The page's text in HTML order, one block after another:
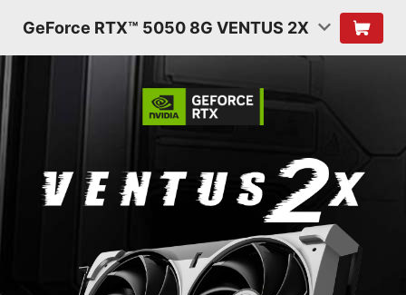
GeForce RTX™ 5050 8G VENTUS 2X